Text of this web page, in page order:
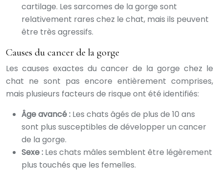
cartilage. Les sarcomes de la gorge sont
relativement rares chez le chat, mais ils peuvent
être très agressifs.
Causes du cancer de la gorge
Les causes exactes du cancer de la gorge chez le
chat ne sont pas encore entièrement comprises,
mais plusieurs facteurs de risque ont été identifiés:
Âge avancé : Les chats âgés de plus de 10 ans
sont plus susceptibles de développer un cancer
de la gorge.
Sexe : Les chats mâles semblent être légèrement
plus touchés que les femelles.